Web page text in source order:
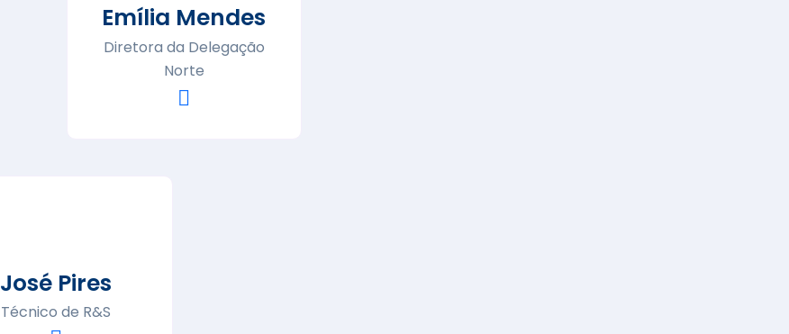
Emília Mendes
Diretora da Delegação
Norte
José Pires
Técnico de R&S